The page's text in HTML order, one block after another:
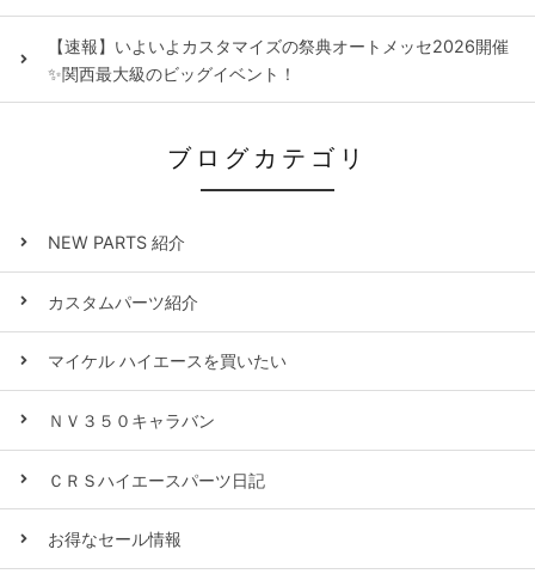
【速報】いよいよカスタマイズの祭典オートメッセ2026開催
✨関西最大級のビッグイベント！
ブログカテゴリ
NEW PARTS 紹介
カスタムパーツ紹介
マイケル ハイエースを買いたい
ＮＶ３５０キャラバン
ＣＲＳハイエースパーツ日記
お得なセール情報